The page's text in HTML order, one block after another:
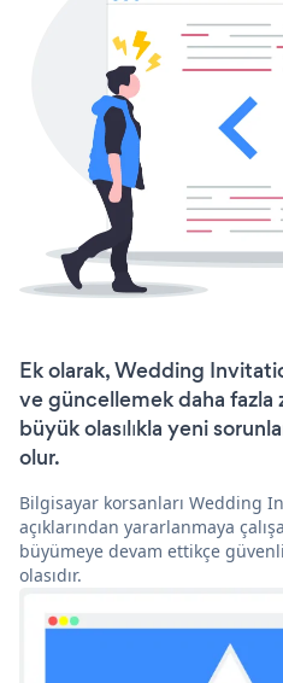
Ek olarak, Wedding
ve güncellemek daha
büyük olasılıkla yeni
olur.
Bilgisayar korsanları Wedding
açıklarından yararlanmaya
büyümeye devam ettikçe
olasıdır.